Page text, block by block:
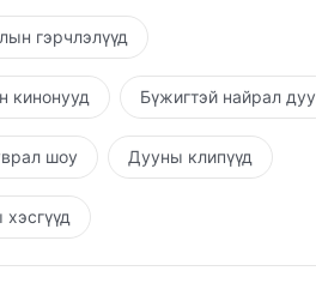
гэрчлэлүүд
кинонууд Бүжигтэй найрал дуу
шоу Дууны клипүүд